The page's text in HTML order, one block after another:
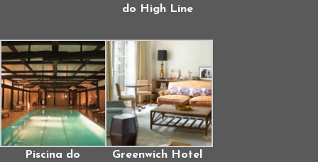
do High Line
Piscina do
Greenwich Hotel